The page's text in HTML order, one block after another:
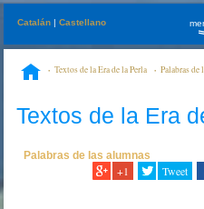
Catalán |Castellano
Textos de la Era de la Perla Palabras de
Textos de la Era
Palabras de las alumnas
+1 Tweet